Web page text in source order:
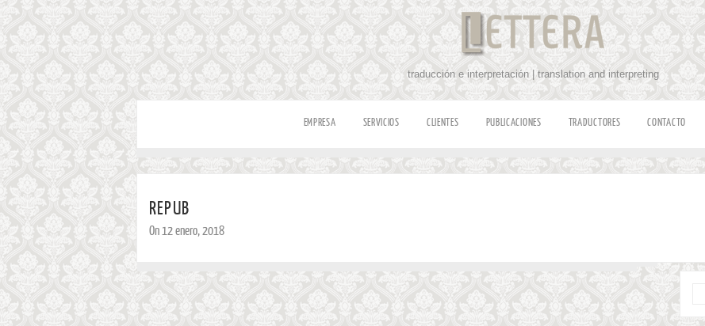
traducción e interpretación | translation and interpreting
EMPRESA SERVICIOS CLIENTES PUBLICACIONES TRADUCTORES CONTACTO
REPUB
On 12 enero, 2018